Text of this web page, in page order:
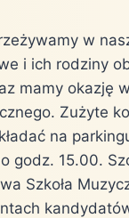
w
i ich rodziny
mamy okazję
Zużyte
na
godz. 15.00.
Szkoła